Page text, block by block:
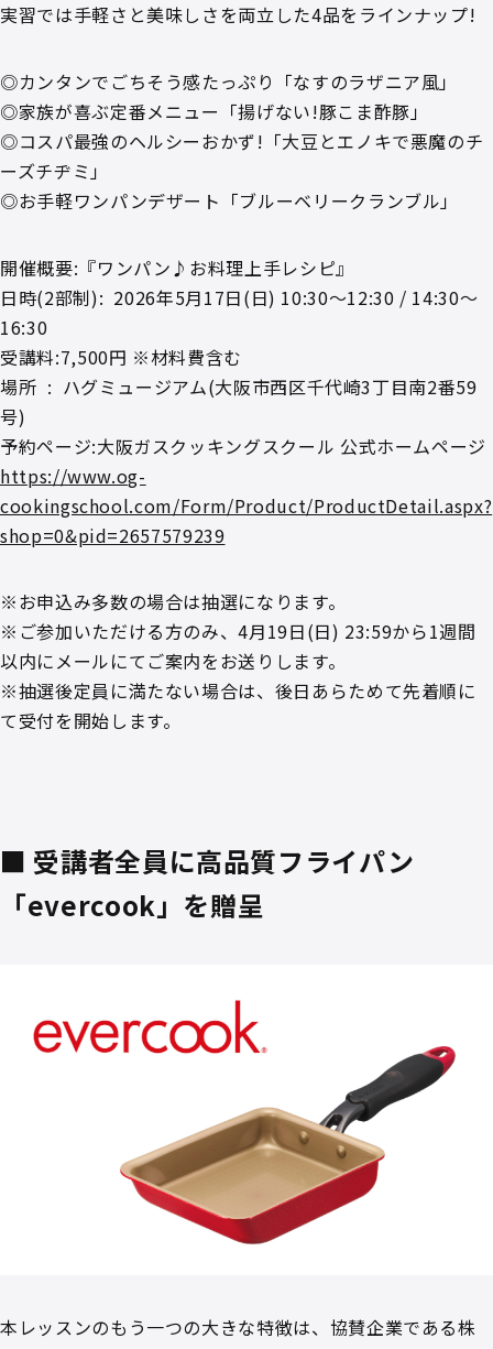
実習では手軽さと美味しさを両立した4品をラインナップ!
◎カンタンでごちそう感たっぷり「なすのラザニア風」
◎家族が喜ぶ定番メニュー「揚げない!豚こま酢豚」
◎コスパ最強のヘルシーおかず!「大豆とエノキで悪魔のチ
ーズチヂミ」
◎お手軽ワンパンデザート「ブルーベリークランブル」
開催概要:『ワンパン♪お料理上手レシピ』
日時(2部制): ‎ 2026年5月17日(日) 10:30～12:30 / 14:30～
16:30
受講料:7,500円 ※材料費含む
場所 ‏ : ‎ ハグミュージアム(大阪市西区千代崎3丁目南2番59
号)
予約ページ:大阪ガスクッキングスクール 公式ホームページ
https://www.og-
cookingschool.com/Form/Product/ProductDetail.aspx?
shop=0&pid=2657579239
※お申込み多数の場合は抽選になります。
※ご参加いただける方のみ、4月19日(日) 23:59から1週間
以内にメールにてご案内をお送りします。
※抽選後定員に満たない場合は、後日あらためて先着順に
て受付を開始します。
■ 受講者全員に高品質フライパン
「evercook」を贈呈
本レッスンのもう一つの大きな特徴は、協賛企業である株